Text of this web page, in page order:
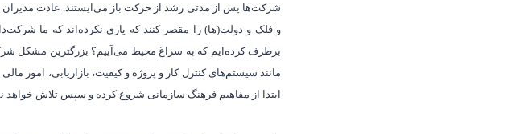
شرکتها پس از مدتی رشد از حرکت باز میایستند. عادت
و فلک و دولت(ها) را مقصر کنند که یاری نکرده‌اند که ما
برطرف کرده‌ایم که به سراغ محیط می‌آییم؟ بزرگترین مشکل
مانند سیستم‌های کنترل کار و پروژه و کیفیت، بازاریابی، امور
ابتدا از مفاهیم فرهنگ سازمانی شروع کرده و سپس تلاش خواهد